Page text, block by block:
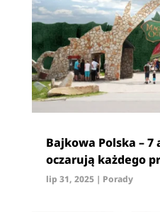
Bajkowa Polska –
oczarują każdego
lip 31, 2025| Porady